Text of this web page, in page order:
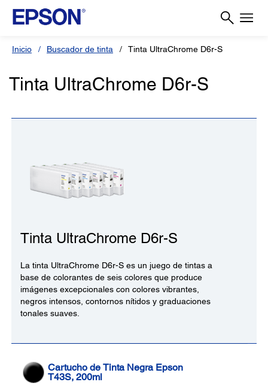
Inicio Buscador de tinta Tinta UltraChrome D6r-S
Tinta UltraChrome D6r-S
Tinta UltraChrome D6r-S
La tinta UltraChrome D6r-S es un juego de tintas a
base de colorantes de seis colores que produce
imágenes excepcionales con colores vibrantes,
negros intensos, contornos nítidos y graduaciones
tonales suaves.
Cartucho de Tinta Negra Epson
T43S, 200ml